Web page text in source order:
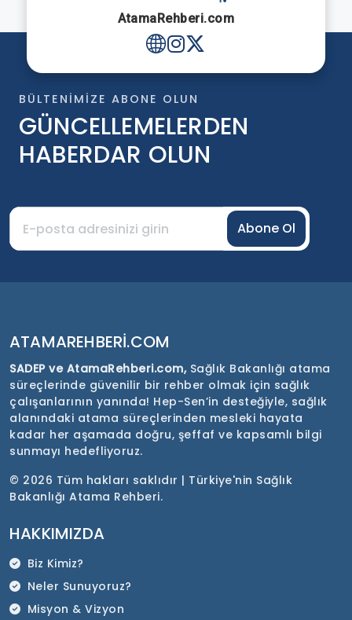
AtamaRehberi.com
BÜLTENIMIZE ABONE OLUN
GÜNCELLEMELERDEN
HABERDAR OLUN
Abone Ol
ATAMAREHBERI.COM
SADEP ve AtamaRehberi.com, Sağlık Bakanlığı atama
süreçlerinde güvenilir bir rehber olmak için sağlık
çalışanlarının yanında! Hep-Sen’in desteğiyle, sağlık
alanındaki atama süreçlerinden mesleki hayata
kadar her aşamada doğru, şeffaf ve kapsamlı bilgi
sunmayı hedefliyoruz.
© 2026 Tüm hakları saklıdır | Türkiye'nin Sağlık
Bakanlığı Atama Rehberi.
HAKKIMIZDA
Biz Kimiz?
Neler Sunuyoruz?
Misyon & Vizyon